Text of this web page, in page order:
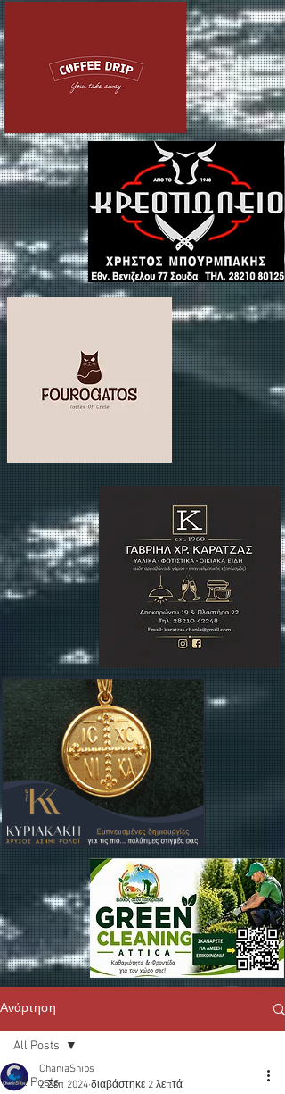
Ανάρτηση
All Posts
All Posts
ChaniaShips
2 Σεπ 2024 διαβάστηκε 2 λεπτά